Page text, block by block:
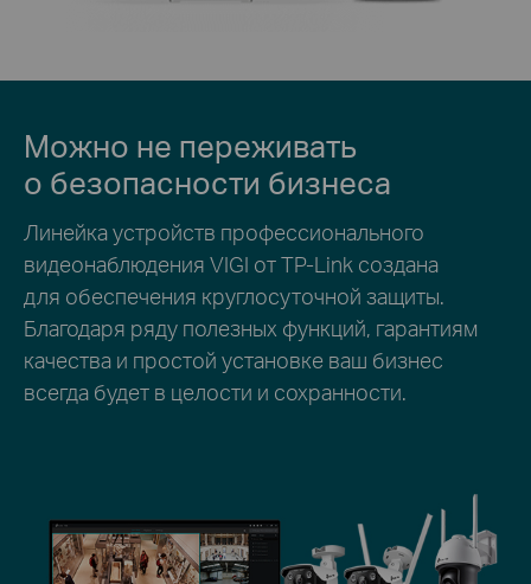
Можно не переживать
о безопасности бизнеса
Линейка устройств профессионального
видеонаблюдения VIGI от TP‑Link создана
для обеспечения круглосуточной защиты.
Благодаря ряду полезных функций, гарантиям
качества и простой установке ваш бизнес
всегда будет в целости и сохранности.